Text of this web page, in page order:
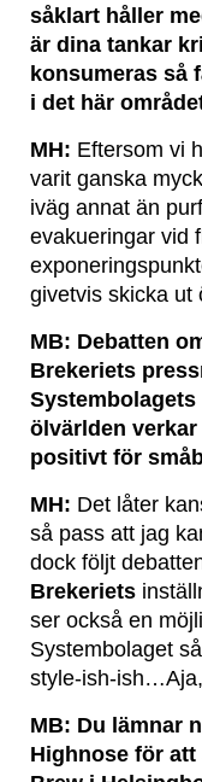
såklart håller
är dina tankar
konsumeras så
i det här
MH: Eftersom vi
varit ganska
iväg annat än
evakueringar vid
givetvis skicka ut
MB: Debatten
Brekeriets
ölvärlden
positivt för
MH: Det låter
så pass att jag
dock följt
Brekeriets
ser också en
Systembolaget
style-ish-
MB: Du lämnar
Highnose för